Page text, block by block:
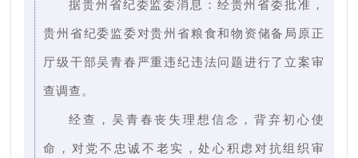
据贵州省纪委监委消息：经贵州省委批准，
贵州省纪委监委对贵州省粮食和物资储备局原正
厅级干部吴青春严重违纪违法问题进行了立案审
查调查。
经查，吴青春丧失理想信念，背弃初心使
命，对党不忠诚不老实，处心积虑对抗组织审